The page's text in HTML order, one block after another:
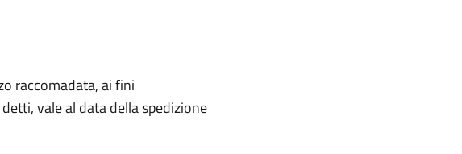
raccomadata, ai fini
vale al data della spedizione